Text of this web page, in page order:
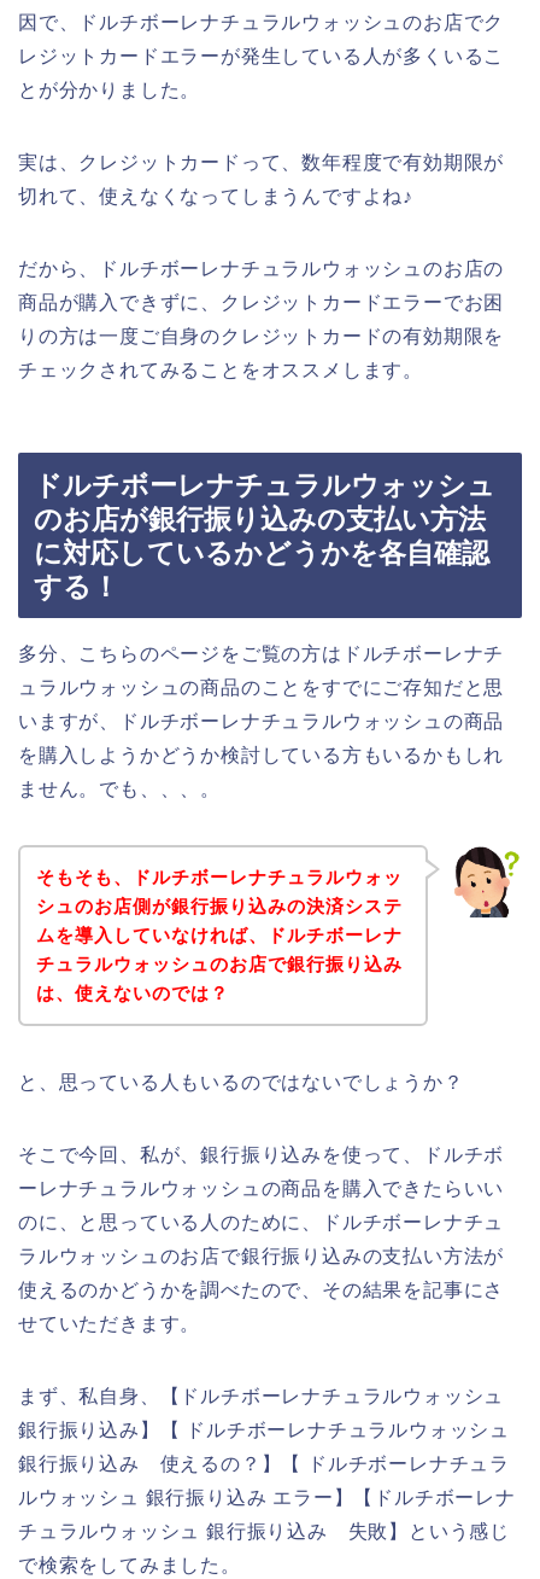
因で、ドルチボーレナチュラルウォッシュのお店でク
レジットカードエラーが発生している人が多くいるこ
とが分かりました。
実は、クレジットカードって、数年程度で有効期限が
切れて、使えなくなってしまうんですよね♪
だから、ドルチボーレナチュラルウォッシュのお店の
商品が購入できずに、クレジットカードエラーでお困
りの方は一度ご自身のクレジットカードの有効期限を
チェックされてみることをオススメします。
ドルチボーレナチュラルウォッシュ
のお店が銀行振り込みの支払い方法
に対応しているかどうかを各自確認
する！
多分、こちらのページをご覧の方はドルチボーレナチ
ュラルウォッシュの商品のことをすでにご存知だと思
いますが、ドルチボーレナチュラルウォッシュの商品
を購入しようかどうか検討している方もいるかもしれ
ません。でも、、、。
そもそも、ドルチボーレナチュラルウォッ
シュのお店側が銀行振り込みの決済システ
ムを導入していなければ、ドルチボーレナ
チュラルウォッシュのお店で銀行振り込み
は、使えないのでは？
と、思っている人もいるのではないでしょうか？
そこで今回、私が、銀行振り込みを使って、ドルチボ
ーレナチュラルウォッシュの商品を購入できたらいい
のに、と思っている人のために、ドルチボーレナチュ
ラルウォッシュのお店で銀行振り込みの支払い方法が
使えるのかどうかを調べたので、その結果を記事にさ
せていただきます。
まず、私自身、【ドルチボーレナチュラルウォッシュ
銀行振り込み】【 ドルチボーレナチュラルウォッシュ
銀行振り込み 使えるの？】【 ドルチボーレナチュラ
ルウォッシュ 銀行振り込み エラー】【ドルチボーレナ
チュラルウォッシュ 銀行振り込み 失敗】という感じ
で検索をしてみました。